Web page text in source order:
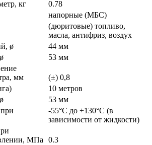
кг
0.78
напорные (МБС)
(дюритовые) топливо,
масла, антифриз, воздух
ø
44 мм
53 мм
мм
(±) 0,8
10 метров
53 мм
-55°С до +130°С (в
зависимости от жидкости)
МПа
0.3